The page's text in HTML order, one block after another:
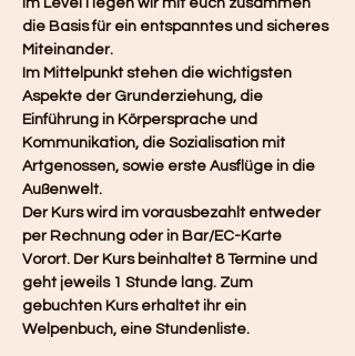
Im Level I legen wir mit euch zusammen
die Basis für ein entspanntes und sicheres
Miteinander.
Im Mittelpunkt stehen die wichtigsten
Aspekte der Grunderziehung, die
Einführung in Körpersprache und
Kommunikation, die Sozialisation mit
Artgenossen, sowie erste Ausflüge in die
Außenwelt.
Der Kurs wird im vorausbezahlt entweder
per Rechnung oder in Bar/EC-Karte
Vorort. Der Kurs beinhaltet 8 Termine und
geht jeweils 1 Stunde lang. Zum
gebuchten Kurs erhaltet ihr ein
Welpenbuch, eine Stundenliste.